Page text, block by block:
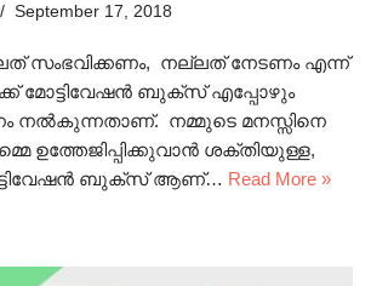
September 17, 2018
സംഭവിക്കണം, നല്ലത് നേടണം എന്ന്
മോട്ടിവേഷൻ ബുക്സ് എപ്പോഴും
നൽകുന്നതാണ്. നമ്മുടെ മനസ്സിനെ
ഉത്തേജിപ്പിക്കുവാൻ ശക്തിയുള്ള,
ബുക്സ് ആണ്… Read More »